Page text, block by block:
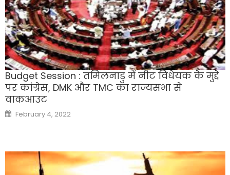
Budget Session : तमिलनाडु में नीट विधेयक के मुद्दे
पर कांग्रेस, DMK और TMC का राज्यसभा से
वाकआउट
Posted
on
February 4, 2022